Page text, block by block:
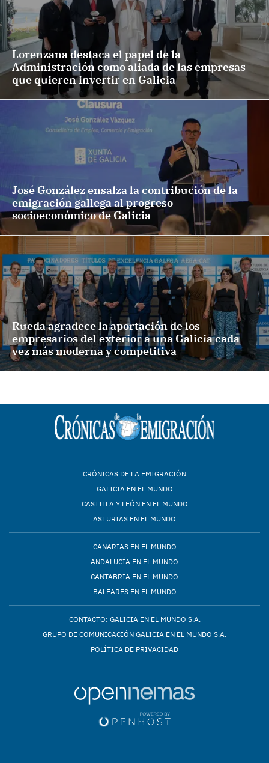
Lorenzana destaca el papel de la
Administración como aliada de las empresas
que quieren invertir en Galicia
José González ensalza la contribución de la
emigración gallega al progreso
socioeconómico de Galicia
Rueda agradece la aportación de los
empresarios del exterior a una Galicia cada
vez más moderna y competitiva
CRÓNICAS DE LA EMIGRACIÓN
GALICIA EN EL MUNDO
CASTILLA Y LEÓN EN EL MUNDO
ASTURIAS EN EL MUNDO
CANARIAS EN EL MUNDO
ANDALUCÍA EN EL MUNDO
CANTABRIA EN EL MUNDO
BALEARES EN EL MUNDO
CONTACTO: GALICIA EN EL MUNDO S.A.
GRUPO DE COMUNICACIÓN GALICIA EN EL MUNDO S.A.
POLÍTICA DE PRIVACIDAD